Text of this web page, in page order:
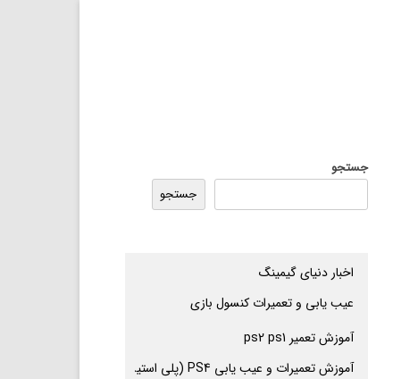
جستجو
جستجو
اخبار دنیای گیمینگ
عیب یابی و تعمیرات کنسول بازی
آموزش تعمیر ps2 ps1
آموزش تعمیرات و عیب یابی PS4 (پلی استیشن 4